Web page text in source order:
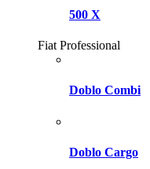
500 X
Fiat Professional
Doblo Combi
Doblo Cargo